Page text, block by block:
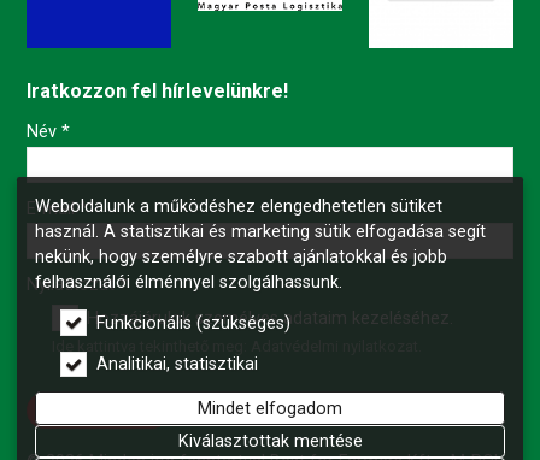
Iratkozzon fel hírlevelünkre!
-
-
-
Név *
E-mail*
Nyilatkozat*
Hozzájárulok személyes adataim kezeléséhez.
Weboldalunk a működéshez elengedhetetlen sütiket
használ. A statisztikai és marketing sütik elfogadása segít
nekünk, hogy személyre szabott ajánlatokkal és jobb
felhasználói élménnyel szolgálhassunk.
Funkcionális (szükséges)
Analitikai, statisztikai
Mindet elfogadom
Kiválasztottak mentése